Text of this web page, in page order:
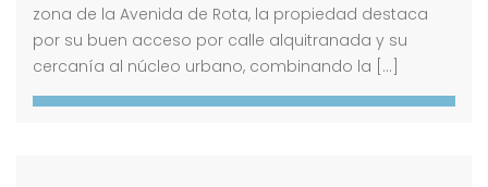
zona de la Avenida de Rota, la propiedad destaca
por su buen acceso por calle alquitranada y su
cercanía al núcleo urbano, combinando la […]